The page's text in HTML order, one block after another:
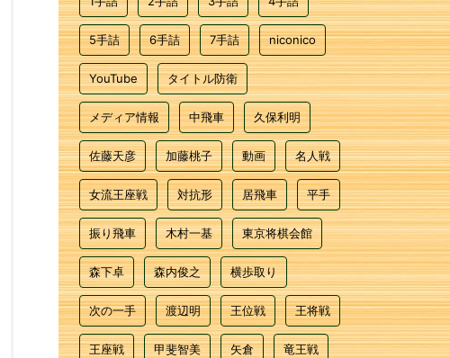
5手詰 6手詰 7手詰 niconico
YouTube タイトル防衛
メディア情報 中飛車 久保利明
佐藤天彦 加藤桃子 動画 名人戦
女流王座戦 対抗形 居飛車 平手
振り飛車 木村一基 東京将棋会館
森下卓 森内俊之 横歩取り
次の一手 渡辺明 王位戦 王将戦
王座戦 甲斐智美 矢倉 竜王戦